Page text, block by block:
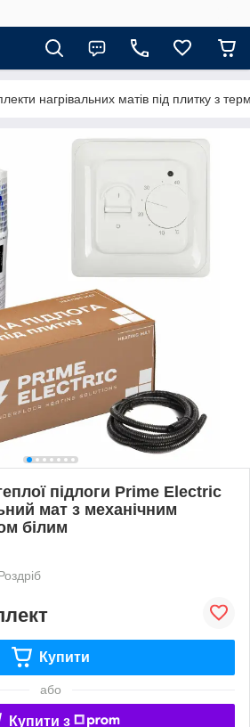
нагрівальних матів під плитку з
підлоги Prime Electric
мат з механічним
білим
Купити
або
Купити з